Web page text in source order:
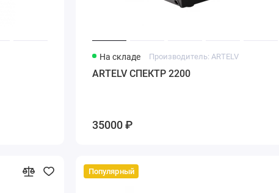
На складе Производитель: ARTELV
ARTELV СПЕКТР 2200
35000 ₽
Популярный